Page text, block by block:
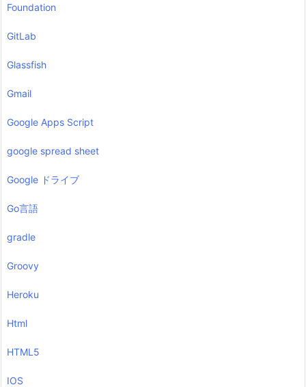
Foundation
GitLab
Glassfish
Gmail
Google Apps Script
google spread sheet
Google ドライブ
Go言語
gradle
Groovy
Heroku
Html
HTML5
IOS